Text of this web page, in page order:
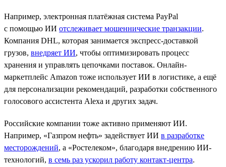
Например, электронная платёжная система PayPal
с помощью ИИ отслеживает мошеннические транзакции.
Компания DHL, которая занимается экспресс-доставкой
грузов, внедряет ИИ, чтобы оптимизировать процесс
хранения и управлять цепочками поставок. Онлайн-
маркетплейс Amazon тоже использует ИИ в логистике, а ещё
для персонализации рекомендаций, разработки собственного
голосового ассистента Alexa и других задач.
Российские компании тоже активно применяют ИИ.
Например, «Газпром нефть» задействует ИИ в разработке
месторождений, а «Ростелеком», благодаря внедрению ИИ-
технологий, в семь раз ускорил работу контакт-центра.